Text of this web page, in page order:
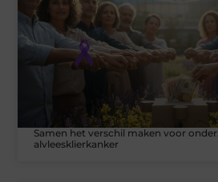
Samen het verschil maken voor
alvleesklierkanker